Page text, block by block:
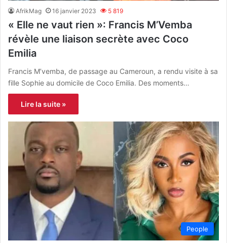
AfrikMag 16 janvier 2023 5 819
« Elle ne vaut rien »: Francis M’Vemba
révèle une liaison secrète avec Coco
Emilia
Francis M’vemba, de passage au Cameroun, a rendu visite à sa
fille Sophie au domicile de Coco Emilia. Des moments…
Lire la suite »
People